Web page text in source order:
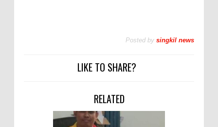
Posted by singkil news
LIKE TO SHARE?
RELATED